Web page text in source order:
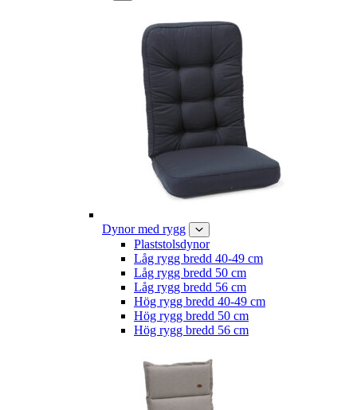
Dynor med rygg
Plaststolsdynor
Låg rygg bredd 40-49 cm
Låg rygg bredd 50 cm
Låg rygg bredd 56 cm
Hög rygg bredd 40-49 cm
Hög rygg bredd 50 cm
Hög rygg bredd 56 cm